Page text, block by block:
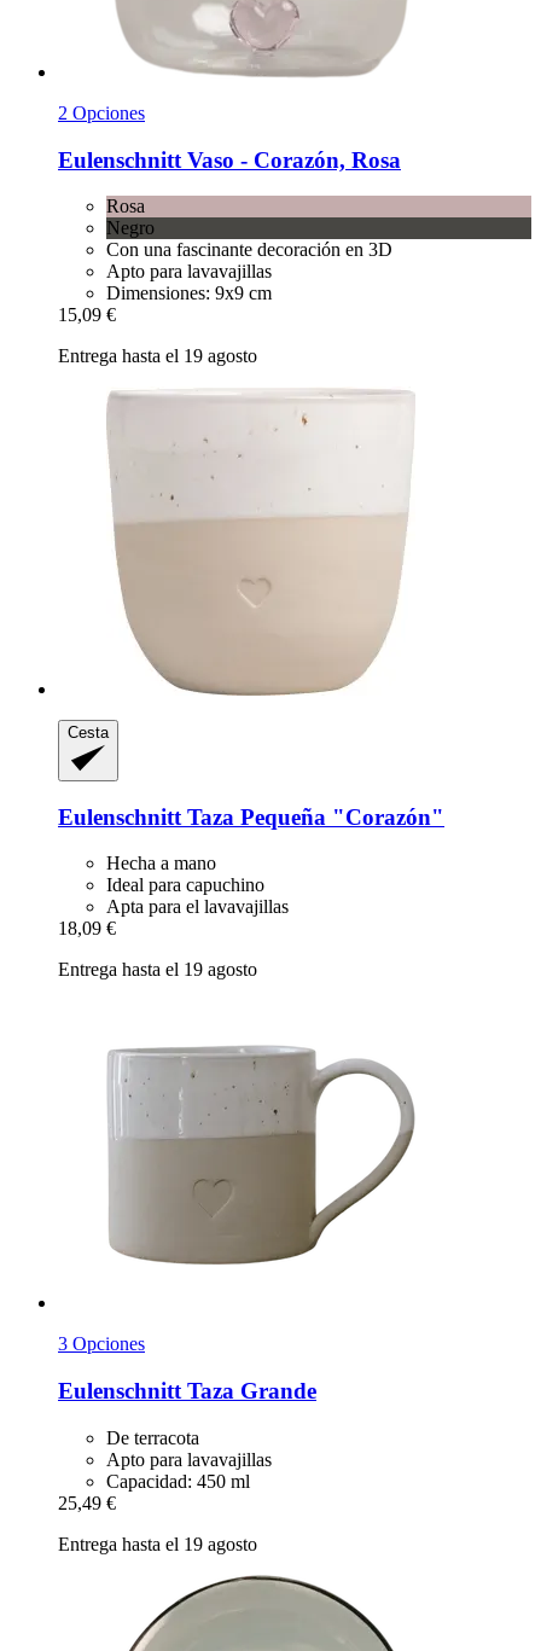
2 Opciones
Eulenschnitt Vaso -​ Corazón, Rosa
Rosa
Negro
Con una fascinante decoración en 3D
Apto para lavavajillas
Dimensiones: 9x9 cm
15,09 €
Entrega hasta el 19 agosto
Cesta
Eulenschnitt Taza Pequeña "Corazón"
Hecha a mano
Ideal para capuchino
Apta para el lavavajillas
18,09 €
Entrega hasta el 19 agosto
3 Opciones
Eulenschnitt Taza Grande
De terracota
Apto para lavavajillas
Capacidad: 450 ml
25,49 €
Entrega hasta el 19 agosto